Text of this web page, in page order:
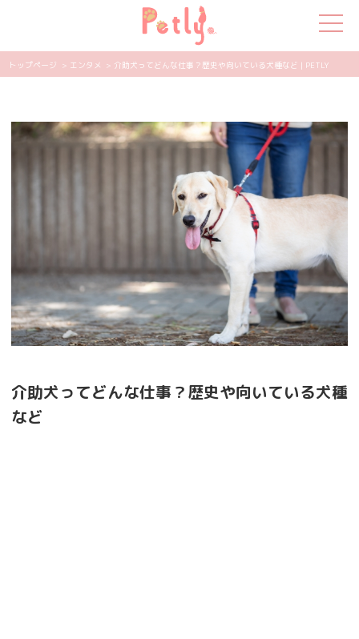
猫の特集
ペット用品
飼い主さんの悩み
ペットの気持ち
知って得する
エンタメ
トップページ > エンタメ > 介助犬ってどんな仕事？歴史や向いている犬種など | PETLY
介助犬ってどんな仕事？歴史や向いている犬種
など